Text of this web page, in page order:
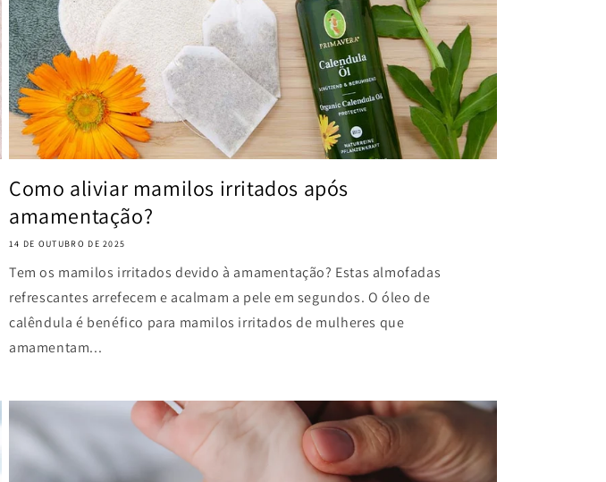
Como aliviar mamilos irritados após
amamentação?
14 DE OUTUBRO DE 2025
Tem os mamilos irritados devido à amamentação? Estas almofadas
refrescantes arrefecem e acalmam a pele em segundos. O óleo de
calêndula é benéfico para mamilos irritados de mulheres que
amamentam...